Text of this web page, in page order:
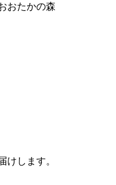
たかの森
けします。